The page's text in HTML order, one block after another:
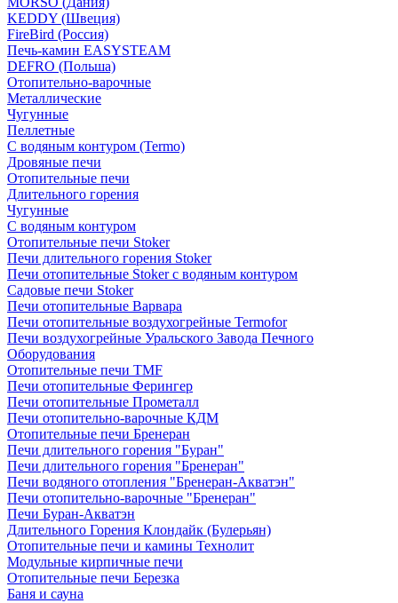
KEDDY (Швеция)
FireBird (Россия)
Печь-камин EASYSTEAM
DEFRO (Польша)
Отопительно-варочные
Металлические
Чугунные
Пеллетные
С водяным контуром (Termo)
Дровяные печи
Отопительные печи
Длительного горения
Чугунные
C водяным контуром
Отопительные печи Stoker
Печи длительного горения Stoker
Печи отопительные Stoker с водяным контуром
Садовые печи Stoker
Печи отопительные Варвара
Печи отопительные воздухогрейные Termofor
Печи воздухогрейные Уральского Завода Печного
Оборудования
Отопительные печи TMF
Печи отопительные Ферингер
Печи отопительные Прометалл
Печи отопительно-варочные КДМ
Отопительные печи Бренеран
Печи длительного горения "Буран"
Печи длительного горения "Бренеран"
Печи водяного отопления "Бренеран-Акватэн"
Печи отопительно-варочные "Бренеран"
Печи Буран-Акватэн
Длительного Горения Клондайк (Булерьян)
Отопительные печи и камины Технолит
Модульные кирпичные печи
Отопительные печи Березка
Баня и сауна